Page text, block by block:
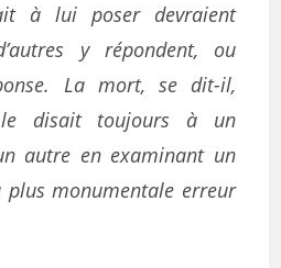
à lui poser devraient
y répondent, ou
La mort, se dit-il,
disait toujours à un
autre en examinant un
plus monumentale erreur